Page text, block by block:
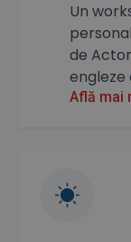
Un
de
engleze
Află mai